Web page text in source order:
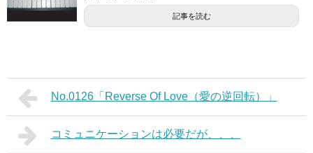
記事を読む
No.0126「Reverse Of Love（愛の逆回転）」
コミュニケーションは必要だが、、、